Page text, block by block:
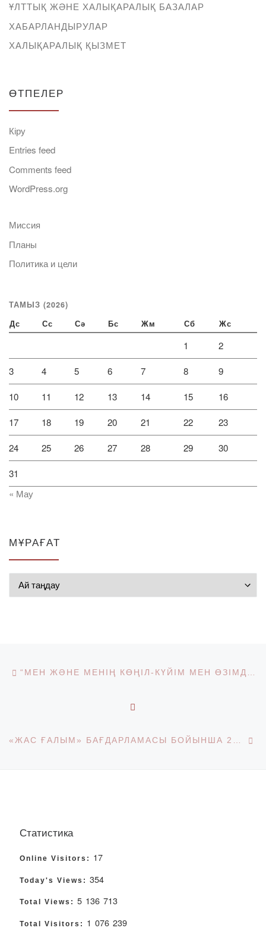
ҰЛТТЫҚ ЖӘНЕ ХАЛЫҚАРАЛЫҚ БАЗАЛАР
ХАБАРЛАНДЫРУЛАР
ХАЛЫҚАРАЛЫҚ ҚЫЗМЕТ
ӨТПЕЛЕР
Кіру
Entries feed
Comments feed
WordPress.org
Миссия
Планы
Политика и цели
ТАМЫЗ (2026)
Дс Сс Сә Бс Жм Сб Жс
1 2
3 4 5 6 7 8 9
10 11 12 13 14 15 16
17 18 19 20 21 22 23
24 25 26 27 28 29 30
31
« Мау
МҰРАҒАТ
Post navigation
Статистика
Online Visitors: 17
Today's Views: 354
Total Views: 5 136 713
Total Visitors: 1 076 239